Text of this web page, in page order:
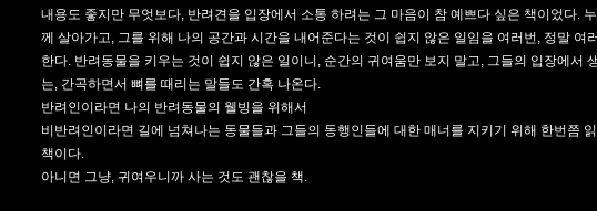
내용도 좋지만 무엇보다, 반려견을 입장에서 소통 하려는 그 마음이 참 예쁘다 싶은 책이었다.
께 살아가고, 그를 위해 나의 공간과 시간을 내어준다는 것이 쉽지 않은 일임을 여러번, 정말 여
한다. 반려동물을 키우는 것이 쉽지 않은 일이니, 순간의 귀여움만 보지 말고, 그들의 입장에서
는, 간곡하면서 뼈를 때리는 말들도 간혹 나온다.
반려인이라면 나의 반려동물의 웰빙을 위해서
비반려인이라면 길에 넘쳐나는 동물들과 그들의 동행인들에 대한 매너를 지키기 위해 한번쯤
책이다.
아니면 그냥, 귀여우니까 사는 것도 괜찮을 책.